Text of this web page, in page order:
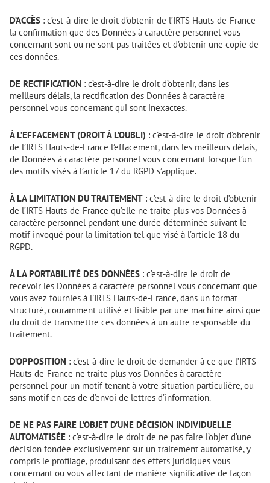
D’ACCÈS : c’est-à-dire le droit d’obtenir de l’IRTS Hauts-de-France
la confirmation que des Données à caractère personnel vous
concernant sont ou ne sont pas traitées et d’obtenir une copie de
ces données.
DE RECTIFICATION : c’est-à-dire le droit d’obtenir, dans les
meilleurs délais, la rectification des Données à caractère
personnel vous concernant qui sont inexactes.
À L’EFFACEMENT (DROIT À L’OUBLI) : c’est-à-dire le droit d’obtenir
de l’IRTS Hauts-de-France l’effacement, dans les meilleurs délais,
de Données à caractère personnel vous concernant lorsque l’un
des motifs visés à l’article 17 du RGPD s’applique.
À LA LIMITATION DU TRAITEMENT : c’est-à-dire le droit d’obtenir
de l’IRTS Hauts-de-France qu’elle ne traite plus vos Données à
caractère personnel pendant une durée déterminée suivant le
motif invoqué pour la limitation tel que visé à l’article 18 du
RGPD.
À LA PORTABILITÉ DES DONNÉES : c’est-à-dire le droit de
recevoir les Données à caractère personnel vous concernant que
vous avez fournies à l’IRTS Hauts-de-France, dans un format
structuré, couramment utilisé et lisible par une machine ainsi que
du droit de transmettre ces données à un autre responsable du
traitement.
D’OPPOSITION : c’est-à-dire le droit de demander à ce que l’IRTS
Hauts-de-France ne traite plus vos Données à caractère
personnel pour un motif tenant à votre situation particulière, ou
sans motif en cas de d’envoi de lettres d’information.
DE NE PAS FAIRE L’OBJET D’UNE DÉCISION INDIVIDUELLE
AUTOMATISÉE : c’est-à-dire le droit de ne pas faire l’objet d’une
décision fondée exclusivement sur un traitement automatisé, y
compris le profilage, produisant des effets juridiques vous
concernant ou vous affectant de manière significative de façon